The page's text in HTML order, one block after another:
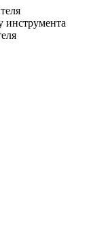
инструмента